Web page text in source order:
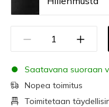
Saatavana suoraan
Nopea toimitus
Toimitetaan